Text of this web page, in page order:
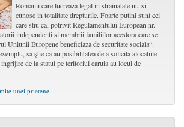
Romanii care lucreaza legal in strainatate nu-si
cunosc in totalitate drepturile. Foarte putini sunt cei
care stiu ca, potrivit Regulamentului European nr.
independenti si membrii familiilor acestora care se
Uniunii Europene beneficiaza de securitate sociala“.
sa ştie ca au posibilitatea de a solicita alocatiile
de la statul pe teritoriul caruia au locul de
unei prietene